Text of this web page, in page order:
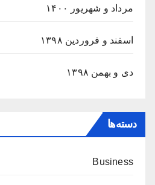
مرداد و شهریور ۱۴۰۰
اسفند و فروردین ۱۳۹۸
دی و بهمن ۱۳۹۸
دسته‌ها
Business